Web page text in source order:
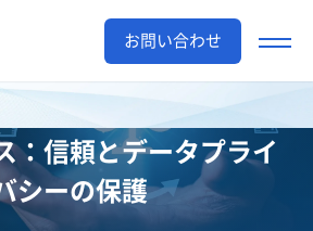
お問い合わせ
：信頼とデータプライ
シーの保護